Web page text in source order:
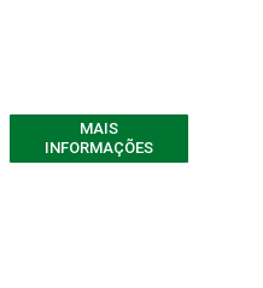
MAIS
INFORMAÇÕES